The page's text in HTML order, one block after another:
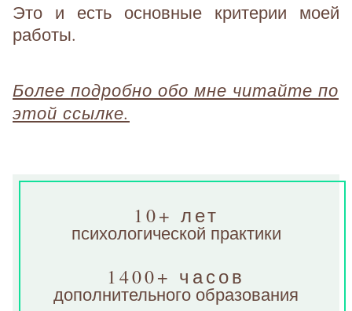
Это и есть основные критерии моей
работы.
Более подробно обо мне читайте по
этой ссылке.
10+ лет
психологической практики
1400+ часов
дополнительного образования